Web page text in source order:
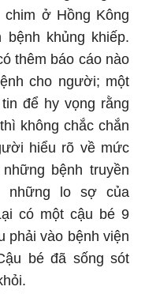
ở Hồng Kông
khủng khiếp.
thêm báo cáo nào
cho người; một
để hy vọng rằng
không chắc chắn
hiểu rõ về mức
bệnh truyền
những lo sợ của
có một cậu bé 9
phải vào bệnh viện
bé đã sống sót